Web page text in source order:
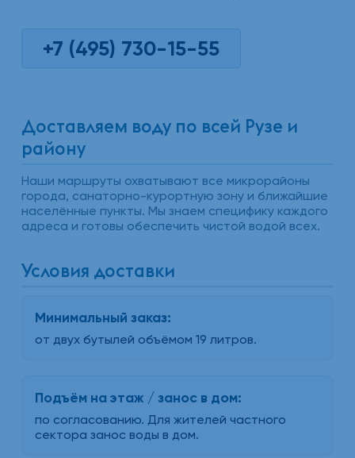
+7 (495) 730-15-55
Доставляем воду по всей Рузе и
району
Наши маршруты охватывают все микрорайоны
города, санаторно-курортную зону и ближайшие
населённые пункты. Мы знаем специфику каждого
адреса и готовы обеспечить чистой водой всех.
Условия доставки
Минимальный заказ:
от двух бутылей объёмом 19 литров.
Подъём на этаж / занос в дом:
по согласованию. Для жителей частного
сектора занос воды в дом.